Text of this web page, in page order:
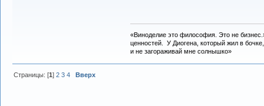
«Виноделие это философия. Это не
ценностей. У Диогена, который жил в
и не загораживай мне солнышко»
Страницы: [1]2 3 4 Вверх